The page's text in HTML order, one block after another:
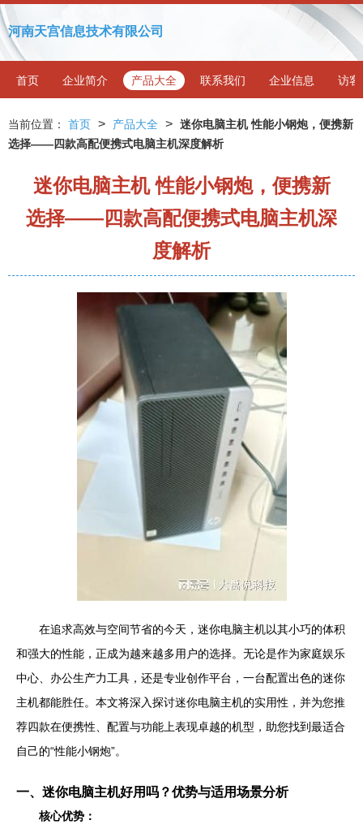
河南天宫信息技术有限公司
首页 企业简介 产品大全 联系我们 企业信息 访客
当前位置： 首页 > 产品大全 > 迷你电脑主机 性能小钢炮，便携新
选择——四款高配便携式电脑主机深度解析
迷你电脑主机 性能小钢炮，便携新
选择——四款高配便携式电脑主机深
度解析
在追求高效与空间节省的今天，迷你电脑主机以其小巧的体积
和强大的性能，正成为越来越多用户的选择。无论是作为家庭娱乐
中心、办公生产力工具，还是专业创作平台，一台配置出色的迷你
主机都能胜任。本文将深入探讨迷你电脑主机的实用性，并为您推
荐四款在便携性、配置与功能上表现卓越的机型，助您找到最适合
自己的“性能小钢炮”。
一、迷你电脑主机好用吗？优势与适用场景分析
核心优势：